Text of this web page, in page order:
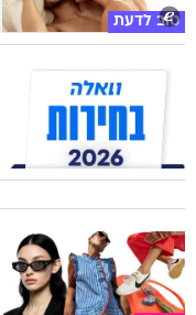
טוב לדעת